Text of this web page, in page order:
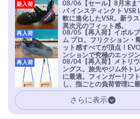
08/06【セール】8月末ま
パ インスティンクト VSR
軟に進化したVSR。新ラ
異次元のフィット感。
新入荷
08/05【再入荷】イボルブ
ム プロ。フリクション・
ット感すべてが頂点！
ンションで究極のエッジ
実現。進化系ラバーEvo-
を凌駕する粘着力で極小
安心感。
再入荷
08/04【再入荷】メトリウ
ングス。旅先やジム外ト
に最適。フィンガーリフ
し、指ごとの負荷管理に
イマーの指を本気で鍛え
再入荷
さらに表示